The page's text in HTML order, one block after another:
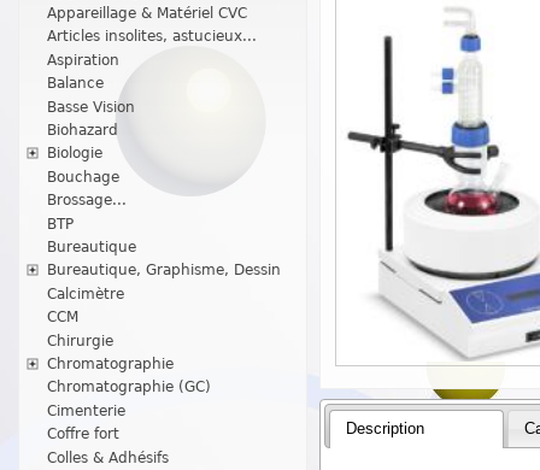
Appareillage & Matériel CVC
Articles insolites, astucieux...
Aspiration
Balance
Basse Vision
Biohazard
Biologie
Bouchage
Brossage...
BTP
Bureautique
Bureautique, Graphisme, Dessin
Calcimètre
CCM
Chirurgie
Chromatographie
Chromatographie (GC)
Cimenterie
Coffre fort
Colles & Adhésifs
Description